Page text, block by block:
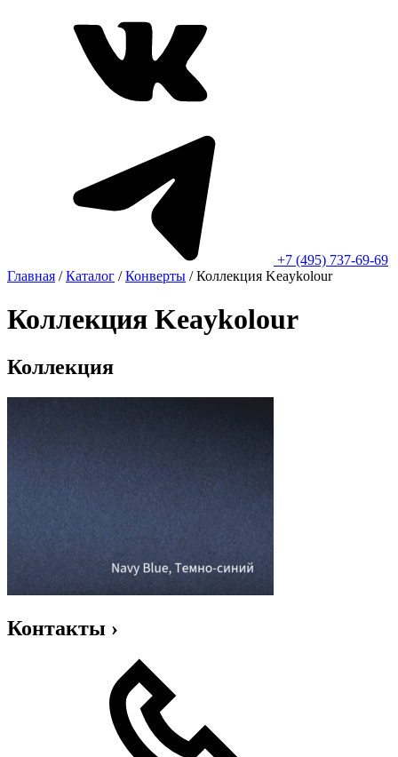
+7 (495) 737-69-69
Главная / Каталог / Конверты / Коллекция Keaykolour
Коллекция Keaykolour
Коллекция
Контакты ›